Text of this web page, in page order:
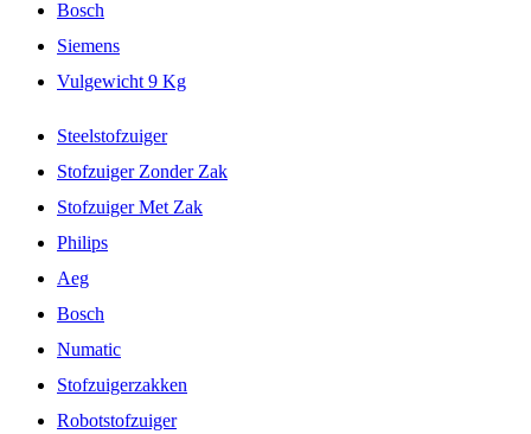
Bosch
Siemens
Vulgewicht 9 Kg
Steelstofzuiger
Stofzuiger Zonder Zak
Stofzuiger Met Zak
Philips
Aeg
Bosch
Numatic
Stofzuigerzakken
Robotstofzuiger